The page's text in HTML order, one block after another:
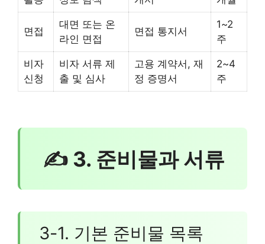
면접
대면 또는 온
라인 면접
면접 통지서
1~2
주
비자
신청
비자 서류 제
출 및 심사
고용 계약서, 재
정 증명서
2~4
주
✍ 3. 준비물과 서류
3-1. 기본 준비물 목록